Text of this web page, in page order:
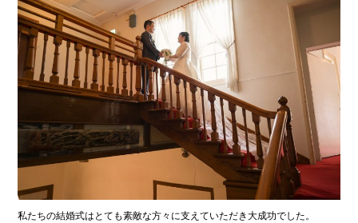
私たちの結婚式はとても素敵な方々に支えていただき大成功でした。